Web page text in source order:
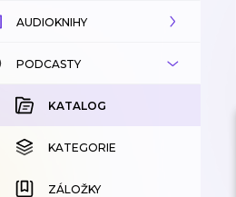
AUDIOKNIHY
KATALOG
KOUPENÉ
KATEGORIE
ZÁLOŽKY
PODCASTY
KATALOG
KATEGORIE
ZÁLOŽKY